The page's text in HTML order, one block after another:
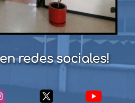
redes sociales!